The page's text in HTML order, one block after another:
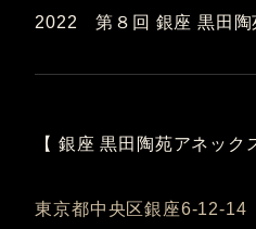
2022 第８回 銀座 黒田陶
【 銀座 黒田陶苑アネック
東京都中央区銀座6-12-